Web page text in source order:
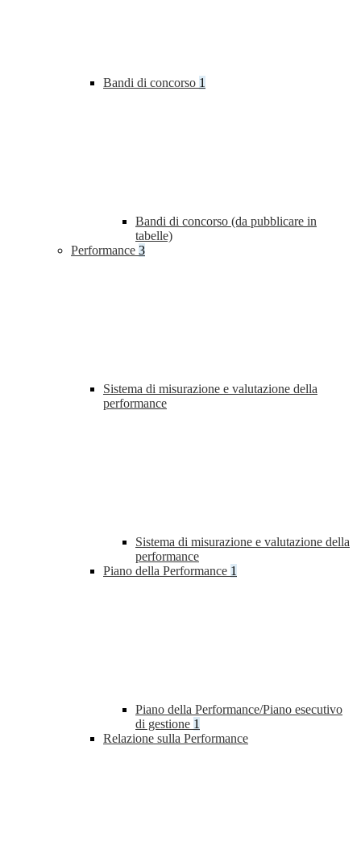
Bandi di concorso 1
Bandi di concorso (da pubblicare in
tabelle)
Performance 3
Sistema di misurazione e valutazione della
performance
Sistema di misurazione e valutazione della
performance
Piano della Performance 1
Piano della Performance/Piano esecutivo
di gestione 1
Relazione sulla Performance